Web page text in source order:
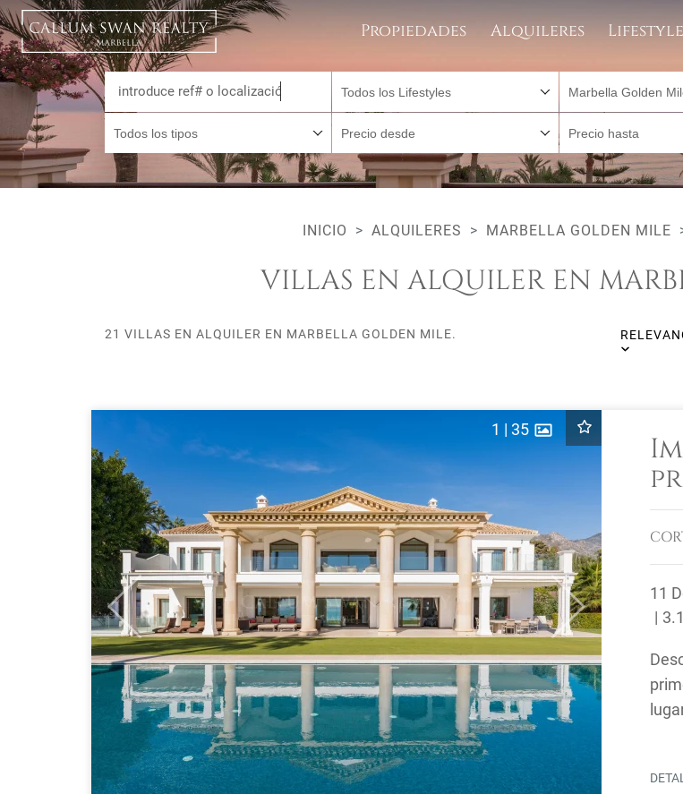
Propiedades Alquileres
Todos los Lifestyles Marbella Golden
Todos los tipos Precio desde Precio hasta
INICIO ALQUILERES MARBELLA GOLDEN MILE
VILLAS EN ALQUILER EN
21 VILLAS EN ALQUILER EN MARBELLA GOLDEN MILE.
Previous Next
1 | 35
11